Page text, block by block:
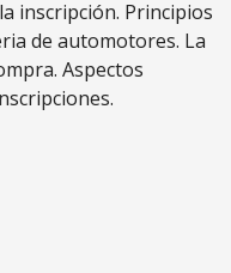
inscripción. Principios
de automotores. La
Aspectos